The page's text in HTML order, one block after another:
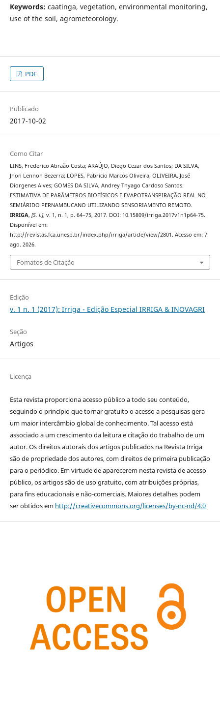
Keywords: caatinga, vegetation, environmental monitoring,
use of the soil, agrometeorology.
PDF
Publicado
2017-10-02
Como Citar
LINS, Frederico Abraão Costa; ARAÚJO, Diego Cezar dos Santos; DA SILVA,
Jhon Lennon Bezerra; LOPES, Pabricio Marcos Oliveira; OLIVEIRA, José
Diorgenes Alves; GOMES DA SILVA, Andrey Thyago Cardoso Santos.
ESTIMATIVA DE PARÂMETROS BIOFÍSICOS E EVAPOTRANSPIRAÇÃO REAL NO
SEMIÁRIDO PERNAMBUCANO UTILIZANDO SENSORIAMENTO REMOTO.
IRRIGA, [S. l.], v. 1, n. 1, p. 64–75, 2017. DOI: 10.15809/irriga.2017v1n1p64-75.
Disponível em:
http://revistas.fca.unesp.br/index.php/irriga/article/view/2801. Acesso em: 7
ago. 2026.
Fomatos de Citação
Edição
v. 1 n. 1 (2017): Irriga - Edição Especial IRRIGA & INOVAGRI
Seção
Artigos
Licença
Esta revista proporciona acesso público a todo seu conteúdo,
seguindo o princípio que tornar gratuito o acesso a pesquisas gera
um maior intercâmbio global de conhecimento. Tal acesso está
associado a um crescimento da leitura e citação do trabalho de um
autor. Os direitos autorais dos artigos publicados na Revista Irriga
são de propriedade dos autores, com direitos de primeira publicação
para o periódico. Em virtude de aparecerem nesta revista de acesso
público, os artigos são de uso gratuito, com atribuições próprias,
para fins educacionais e não-comerciais. Maiores detalhes podem
ser obtidos em http://creativecommons.org/licenses/by-nc-nd/4.0